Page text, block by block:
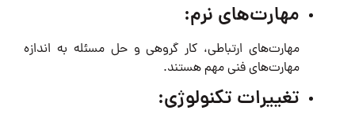
مهارت‌های نرم:
مهارت‌های ارتباطی، کار گروهی و حل مسئله به اندازه
مهارت‌های فنی مهم هستند.
تغییرات تکنولوژی: